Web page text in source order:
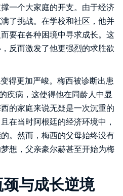
一个大家庭的开支。由于经济
了挑战。在学校和社区，他并
要在各种困境中寻求成长。这
反而激发了他更强烈的求胜欲
得更加严峻。梅西被诊断出患
疾病，这使得他在同龄人中显
的家庭来说无疑是一次沉重的
在当时阿根廷的经济环境中，
。然而，梅西的父母始终没有
想，父亲豪尔赫甚至开始为梅
与成长逆境